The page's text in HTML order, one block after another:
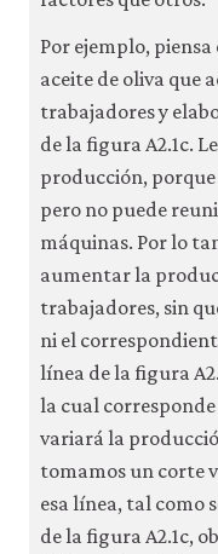
Por ejemplo,
aceite de oliva que
trabajadores y
de la figura A2.1c.
producción, porque
pero no puede
máquinas. Por lo
aumentar la
trabajadores, sin
ni el
línea de la figura
la cual corresponde
variará la
tomamos un corte
esa línea, tal como
de la figura A2.1c,